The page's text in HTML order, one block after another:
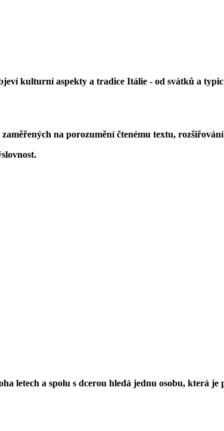
kulturní aspekty a tradice Itálie - od svátků a
na porozumění čtenému textu,
letech a spolu s dcerou hledá jednu osobu, která je